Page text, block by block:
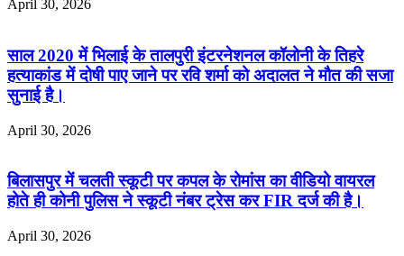
April 30, 2026
साल 2020 में भिलाई के तालपुरी इंटरनेशनल कॉलोनी के तिहरे
हत्याकांड में दोषी पाए जाने पर रवि शर्मा को अदालत ने मौत की सजा
सुनाई है।
April 30, 2026
बिलासपुर में चलती स्कूटी पर कपल के रोमांस का वीडियो वायरल
होते ही कोनी पुलिस ने स्कूटी नंबर ट्रेस कर FIR दर्ज की है।
April 30, 2026